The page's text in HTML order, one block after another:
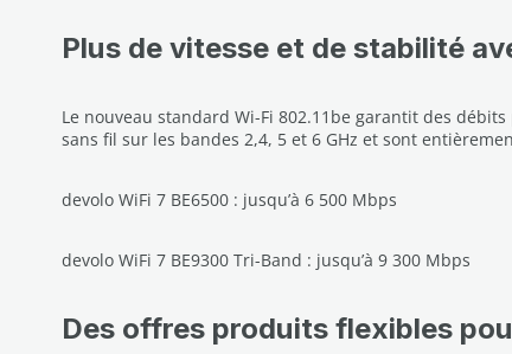
Plus de vitesse et de stabilité
Le nouveau standard Wi-Fi 802.11be garantit des
sans fil sur les bandes 2,4, 5 et 6 GHz et sont
devolo WiFi 7 BE6500 : jusqu’à 6 500 Mbps
devolo WiFi 7 BE9300 Tri-Band : jusqu’à 9 300 Mbps
Des offres produits flexibles